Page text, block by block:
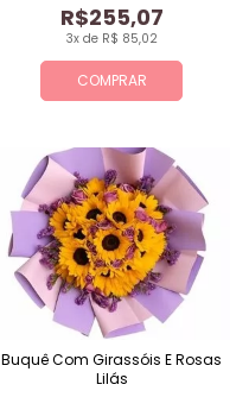
COMPRAR
3x de R$ 85,02
R$255,07
Buquê Com Girassóis E Rosas
Lilás